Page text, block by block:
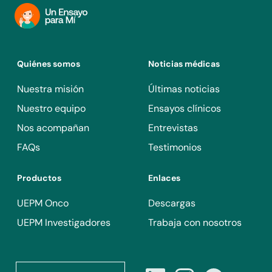
del dominio bromodominio y extraterminal (BET).
Quiénes somos
Nuestra misión
Nuestro equipo
Nos acompañan
FAQs
Noticias médicas
Últimas noticias
Ensayos clínicos
Entrevistas
Testimonios
Productos
UEPM Onco
UEPM Investigadores
Enlaces
Descargas
Trabaja con nosotros